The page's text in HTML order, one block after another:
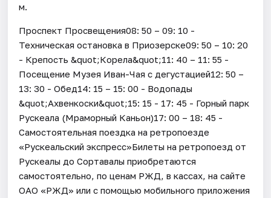
м.
Проспект Просвещения08: 50 – 09: 10 -
Техническая остановка в Приозерске09: 50 – 10: 20
- Крепость &quot;Корела&quot;11: 40 – 11: 55 -
Посещение Музея Иван-Чая с дегустацией12: 50 –
13: 30 - Обед14: 15 – 15: 00 - Водопады
&quot;Ахвенкоски&quot;15: 15 - 17: 45 - Горный парк
Рускеала (Мраморный Каньон)17: 00 – 18: 45 -
Самостоятельная поездка на ретропоезде
«Рускеальский экспресс»Билеты на ретропоезд от
Рускеалы до Сортавалы приобретаются
самостоятельно, по ценам РЖД, в кассах, на сайте
ОАО «РЖД» или с помощью мобильного приложения